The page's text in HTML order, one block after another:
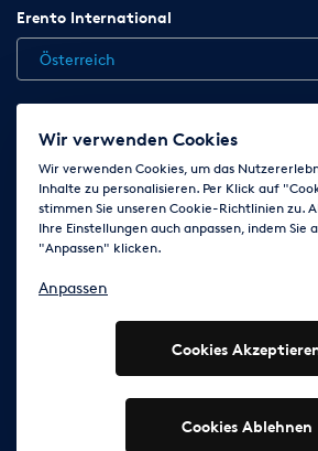
Erento International
Österreich
Jobs Kontakt News
AGB
Impressum Cookie-
Folge uns auf
© 2003 - 2026 Erento Campanda
vorbehalten
Ausgewiesene Marken gehören den
Wir verwenden Cookies
Wir verwenden Cookies, um das
Inhalte zu personalisieren. Per Klick auf
stimmen Sie unseren Cookie-Richtlinien zu.
Ihre Einstellungen auch anpassen, indem Sie
"Anpassen" klicken.
Anpassen
Cookies
Cookies Ablehnen